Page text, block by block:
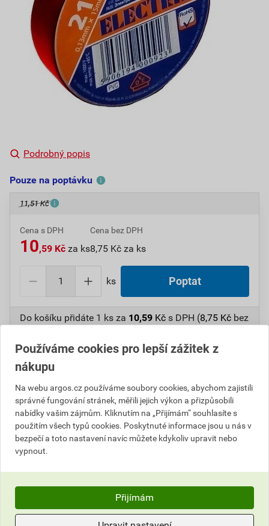
Podrobný popis
Pouze na poptávku
11,51 Kč
Cena s DPH
10,59 Kč za ks
Cena bez DPH
8,75 Kč za ks
ks Poptat
Do košíku přidáte 1 ks za 10,59 Kč s DPH (8,75 Kč bez
Výrobky značky:
Popis
ANT10098 Elektroizolační páska 211
PVC/25x10x0,13/červená
Používáme cookies pro lepší zážitek z
nákupu
Na webu argos.cz používáme soubory cookies, abychom zajistili
správné fungování stránek, měřili jejich výkon a přizpůsobili
nabídky vašim zájmům. Kliknutím na „Přijímám“ souhlasíte s
použitím všech typů cookies. Poskytnuté informace jsou u nás v
bezpečí a toto nastavení navíc můžete kdykoliv upravit nebo
vypnout.
Přijímám